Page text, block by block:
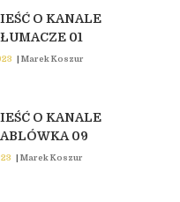
O KANALE
01
| Marek Koszur
O KANALE
09
| Marek Koszur